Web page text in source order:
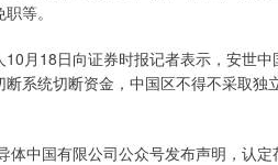
等。
18日向证券时报记者表示，安世中
系统切断资金，中国区不得不采取
中国有限公司公众号发布声明，认定